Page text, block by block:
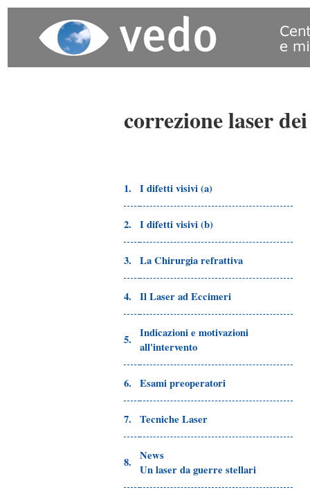
correzione laser
1. I difetti visivi (a)
2. I difetti visivi (b)
3. La Chirurgia refrattiva
4. Il Laser ad Eccimeri
5.
Indicazioni e motivazioni
all'intervento
6. Esami preoperatori
7. Tecniche Laser
8.
News
Un laser da guerre stellari